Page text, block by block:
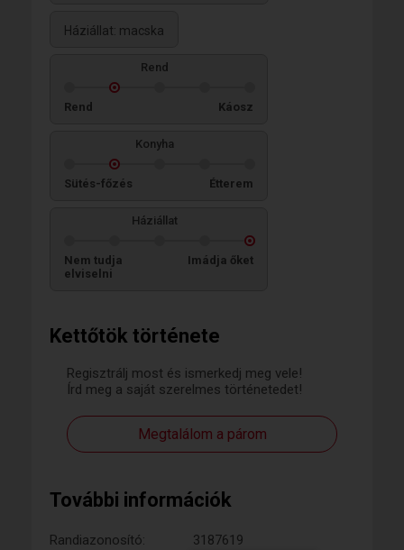
Kettőtök története
Regisztrálj most és ismerkedj meg vele!
Írd meg a saját szerelmes történetedet!
Megtalálom a párom
További információk
Randiazonosító:
3187619
Háziállat: macska
Rend
Rend Káosz
Konyha
Sütés-főzés Étterem
Háziállat
Nem tudja
elviselni
Imádja őket